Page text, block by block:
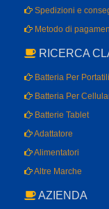
Spedizioni e
Metodo di
RICERCA
Batteria Per Portatili
Batteria Per
Batterie Tablet
Adattatore
Alimentatori
Altre Marche
AZIENDA